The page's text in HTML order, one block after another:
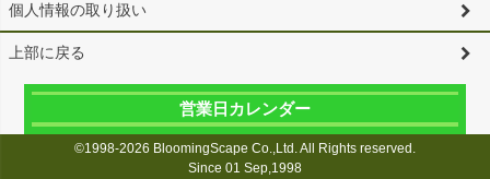
個人情報の取り扱い
上部に戻る
営業日カレンダー
©1998-2026 BloomingScape Co.,Ltd. All Rights reserved.
Since 01 Sep,1998